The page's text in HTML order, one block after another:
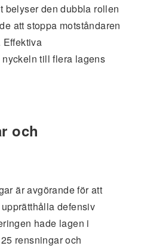
belyser den dubbla rollen
att stoppa motståndaren
till flera lagens
och
är avgörande för att
defensiv
hade lagen i
rensningar och